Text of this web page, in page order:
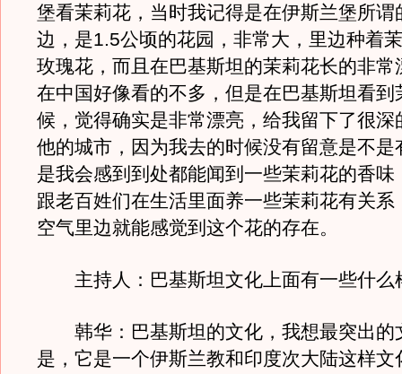
堡看茉莉花，当时我记得是在伊斯兰堡所谓
边，是1.5公顷的花园，非常大，里边种着
玫瑰花，而且在巴基斯坦的茉莉花长的非常
在中国好像看的不多，但是在巴基斯坦看到
候，觉得确实是非常漂亮，给我留下了很深
他的城市，因为我去的时候没有留意是不是
是我会感到到处都能闻到一些茉莉花的香味
跟老百姓们在生活里面养一些茉莉花有关系
空气里边就能感觉到这个花的存在。
主持人：巴基斯坦文化上面有一些什么
韩华：巴基斯坦的文化，我想最突出的
是，它是一个伊斯兰教和印度次大陆这样文